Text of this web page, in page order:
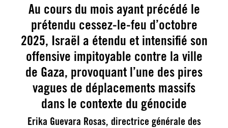
Au cours du mois ayant précédé le
prétendu cessez-le-feu d’octobre
2025, Israël a étendu et intensifié son
offensive impitoyable contre la ville
de Gaza, provoquant l’une des pires
vagues de déplacements massifs
dans le contexte du génocide
Erika Guevara Rosas, directrice générale des